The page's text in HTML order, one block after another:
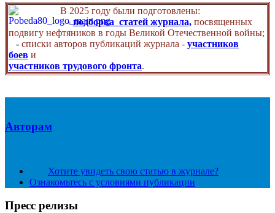
В 2025 году были подготовлены:
- подборка статей журнала, посвященных
подвигу нефтяников в годы Великой Отечественной войны;
- списки авторов публикаций журнала - участников
боев и
участников трудового фронта.
Авторам
Хотите увидеть свою статью в журнале?
Ознакомьтесь с условиями публикации
Пресс релизы